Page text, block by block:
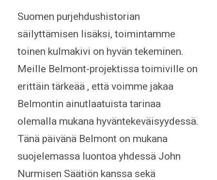
Suomen purjehdushistorian
säilyttämisen lisäksi, toimintamme
toinen kulmakivi on hyvän tekeminen.
Meille Belmont-projektissa toimiville on
erittäin tärkeää , että voimme jakaa
Belmontin ainutlaatuista tarinaa
olemalla mukana hyväntekeväisyydessä.
Tänä päivänä Belmont on mukana
suojelemassa luontoa yhdessä John
Nurmisen Säätiön kanssa sekä